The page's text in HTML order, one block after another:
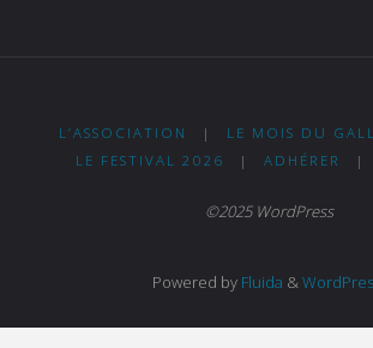
L’ASSOCIATION | LE MOIS DU
LE FESTIVAL 2026
| ADHÉRER |
©2025 WordPress
Powered by Fluida &